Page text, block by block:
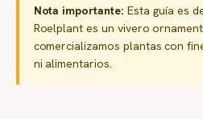
Nota importante: Esta guía es
Roelplant es un vivero
comercializamos plantas con
ni alimentarios.